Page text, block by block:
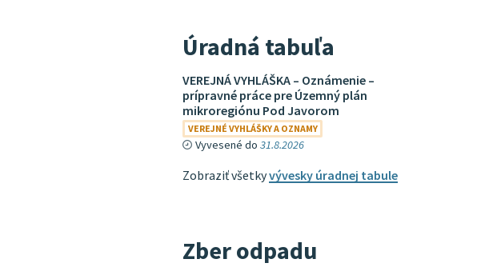
Úradná tabuľa
VEREJNÁ VYHLÁŠKA – Oznámenie –
prípravné práce pre Územný plán
mikroregiónu Pod Javorom
VEREJNÉ VYHLÁŠKY A OZNAMY
Vyvesené do 31.8.2026
Zobraziť všetkyvývesky úradnej tabule
Zber odpadu